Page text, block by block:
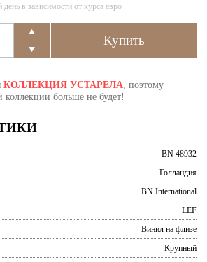
в зависимости от курса евро
КОЛЛЕКЦИЯ УСТАРЕЛА, поэтому
коллекции больше не будет!
BN 48932
Голландия
BN International
LEF
Винил на флизе
Крупный